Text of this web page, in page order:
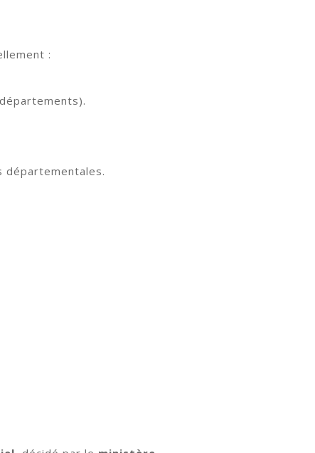
:
départementales.